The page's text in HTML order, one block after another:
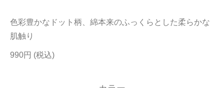
店舗リスト
ヘルプ
色彩豊かなドット柄、綿本来のふっくらとした柔らかな
肌触り
990円